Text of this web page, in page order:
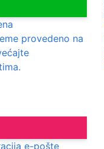
provedeno na
e-pošte